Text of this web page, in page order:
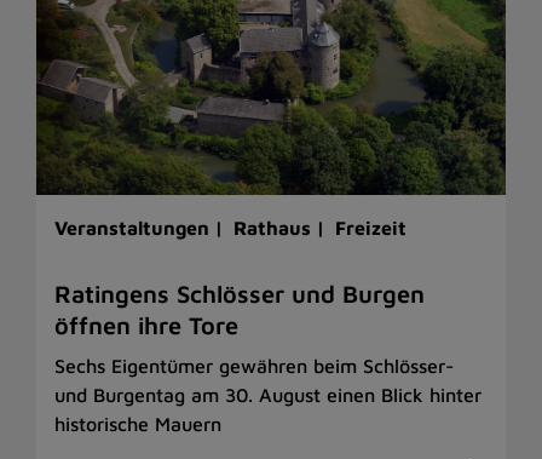
Veranstaltungen | Rathaus | Freizeit
Ratingens Schlösser und Burgen
öffnen ihre Tore
Sechs Eigentümer gewähren beim Schlösser-
und Burgentag am 30. August einen Blick hinter
historische Mauern